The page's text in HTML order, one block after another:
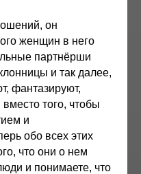
он
женщин в него
партнёрши
и так далее,
фантазируют,
того, чтобы
и
обо всех этих
что они о нем
и понимаете, что